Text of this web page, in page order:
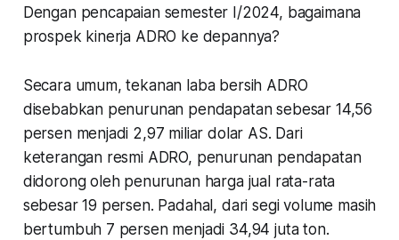
Dengan pencapaian semester I/2024, bagaimana
prospek kinerja ADRO ke depannya?
Secara umum, tekanan laba bersih ADRO
disebabkan penurunan pendapatan sebesar 14,56
persen menjadi 2,97 miliar dolar AS. Dari
keterangan resmi ADRO, penurunan pendapatan
didorong oleh penurunan harga jual rata-rata
sebesar 19 persen. Padahal, dari segi volume masih
bertumbuh 7 persen menjadi 34,94 juta ton.